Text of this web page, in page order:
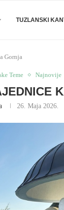
TUZLANSKI
Gornja
Teme Najnovije
26. Maja 2026.